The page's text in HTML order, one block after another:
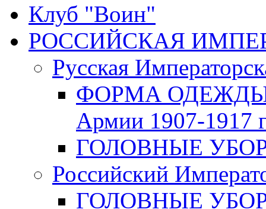
Клуб "Воин"
РОССИЙСКАЯ
Русская
ФОРМА ОДЕЖДЫ
Армии 1907-1917
ГОЛОВНЫЕ
Российский
ГОЛОВНЫЕ